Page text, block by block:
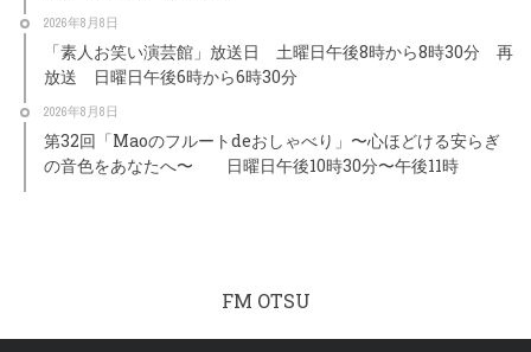
2026年8月8日
「素人お笑い演芸館」放送日 土曜日午後8時から8時30分 再
放送 日曜日午後6時から6時30分
2026年8月8日
第32回「Maoのフルートdeおしゃべり」〜心ほどける安らぎ
の音色をあなたへ〜 日曜日午後10時30分〜午後11時
FM OTSU